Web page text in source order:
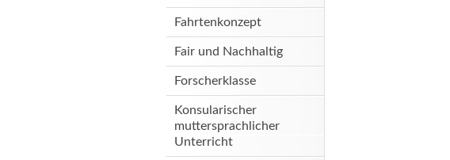
Fahrtenkonzept
Fair und Nachhaltig
Forscherklasse
Konsularischer
muttersprachlicher
Unterricht